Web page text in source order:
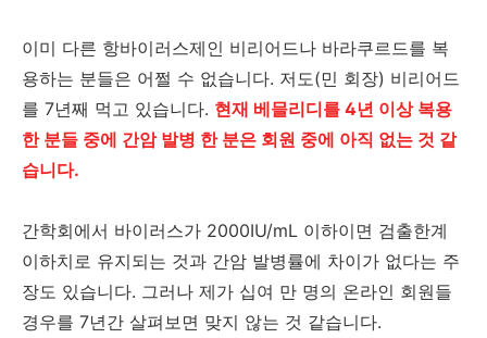
이미 다른 항바이러스제인 비리어드나 바라쿠르드를 복
용하는 분들은 어쩔 수 없습니다. 저도(민 회장) 비리어드
를 7년째 먹고 있습니다. 현재 베믈리디를 4년 이상 복용
한 분들 중에 간암 발병 한 분은 회원 중에 아직 없는 것 같
습니다.
간학회에서 바이러스가 2000IU/mL 이하이면 검출한계
이하치로 유지되는 것과 간암 발병률에 차이가 없다는 주
장도 있습니다. 그러나 제가 십여 만 명의 온라인 회원들
경우를 7년간 살펴보면 맞지 않는 것 같습니다.